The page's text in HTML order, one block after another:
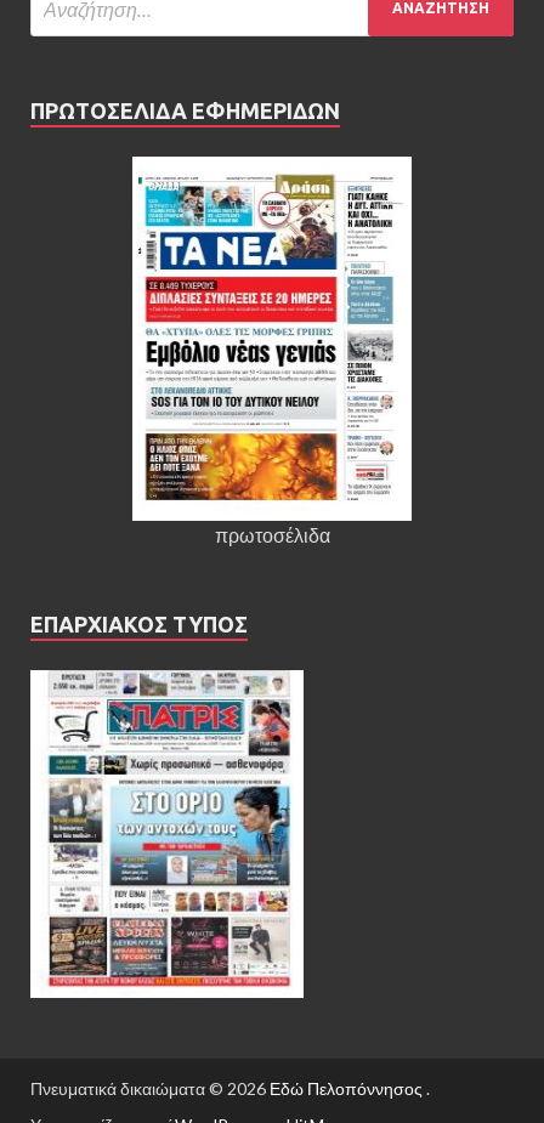
ΠΡΩΤΟΣΕΛΙΔΑ ΕΦΗΜΕΡΙΔΩΝ
πρωτοσέλιδα
ΕΠΑΡΧΙΑΚΟΣ ΤΥΠΟΣ
Πνευματικά δικαιώματα © 2026 Εδώ Πελοπόννησος .